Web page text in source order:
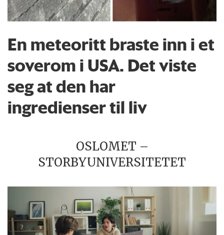
En meteoritt braste inn i et
soverom i USA. Det viste
seg at den har
ingredienser til liv
OSLOMET –
STORBYUNIVERSITETET